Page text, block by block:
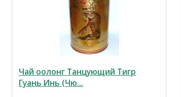
Чай оолонг Танцующий Тигр
Гуань Инь (Чю...